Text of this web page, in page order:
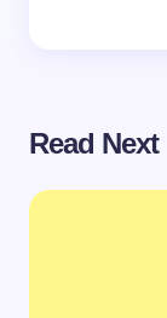
Read Next